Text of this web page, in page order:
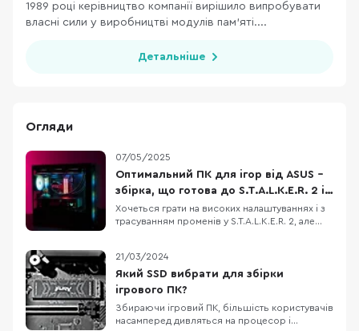
1989 році керівництво компанії вирішило випробувати
власні сили у виробництві модулів пам'яті....
Детальніше
Огляди
07/05/2025
Оптимальний ПК для ігор від ASUS –
збірка, що готова до S.T.A.L.K.E.R. 2 і
не тільки
Хочеться грати на високих налаштуваннях і з
трасуванням променів у S.T.A.L.K.E.R. 2, але
який дозволить не лише пограти з
комфортом, але й стрімити ігри на популярні
платформи. Корпус ASUS A23 Plus, блок
живлення
21/03/2024
Який SSD вибрати для збірки
ігрового ПК?
Збираючи ігровий ПК, більшість користувачів
насамперед дивляться на процесор і